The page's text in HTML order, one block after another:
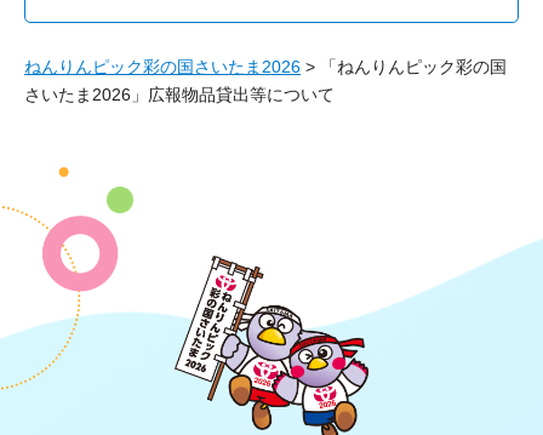
ねんりんピック彩の国さいたま2026 > 「ねんりんピック彩の国
さいたま2026」広報物品貸出等について